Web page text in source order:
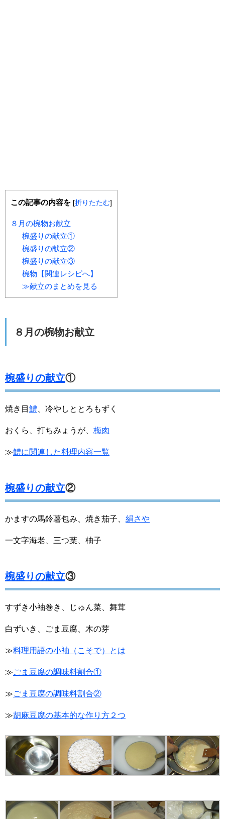
この記事の内容を [折りたたむ]
８月の椀物お献立
椀盛りの献立①
椀盛りの献立②
椀盛りの献立③
椀物【関連レシピへ】
≫献立のまとめを見る
８月の椀物お献立
椀盛りの献立①
焼き目 鱧 、冷やしととろもずく
おくら、打ちみょうが、 梅肉
≫鱧に関連した料理内容一覧
椀盛りの献立②
かますの馬鈴薯包み、焼き茄子、 絹さや
一文字海老、三つ葉、柚子
椀盛りの献立③
すずき小袖巻き、じゅん菜、舞茸
白ずいき、ごま豆腐、木の芽
≫料理用語の小袖（こそで）とは
≫ごま豆腐の調味料割合①
≫ごま豆腐の調味料割合②
≫胡麻豆腐の基本的な作り方２つ